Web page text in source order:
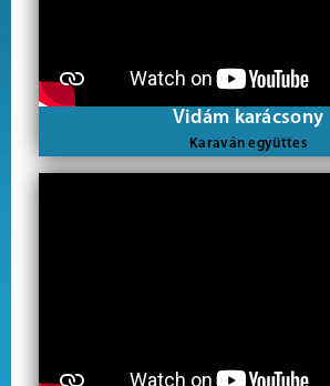
Vidám karácsony
Karaván együttes